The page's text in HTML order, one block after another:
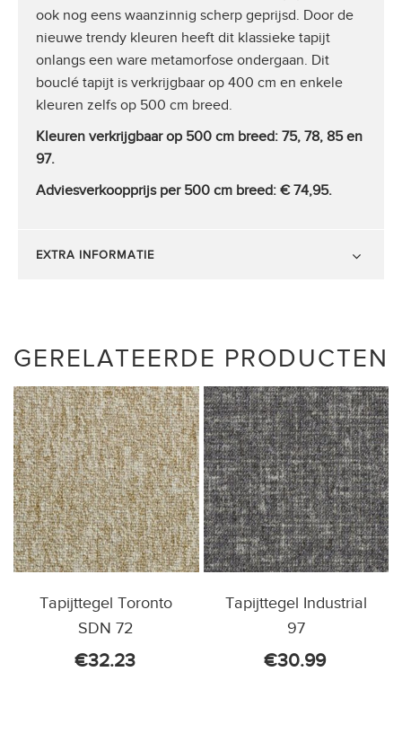
ook nog eens waanzinnig scherp geprijsd. Door de
nieuwe trendy kleuren heeft dit klassieke tapijt
onlangs een ware metamorfose ondergaan. Dit
bouclé tapijt is verkrijgbaar op 400 cm en enkele
kleuren zelfs op 500 cm breed.
Kleuren verkrijgbaar op 500 cm breed: 75, 78, 85 en
97.
Adviesverkoopprijs per 500 cm breed: € 74,95.
EXTRA INFORMATIE
GERELATEERDE PRODUCTEN
Tapijttegel Toronto
SDN 72
€32.23
Tapijttegel Industrial
97
€30.99